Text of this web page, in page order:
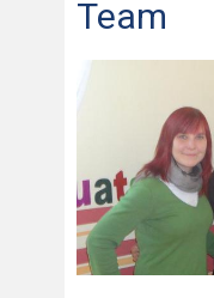
Team